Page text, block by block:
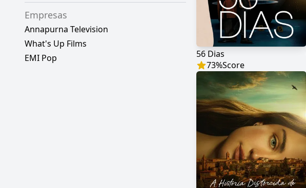
Empresas
Annapurna Television
What's Up Films
EMI Pop
56 Dias
73%Score